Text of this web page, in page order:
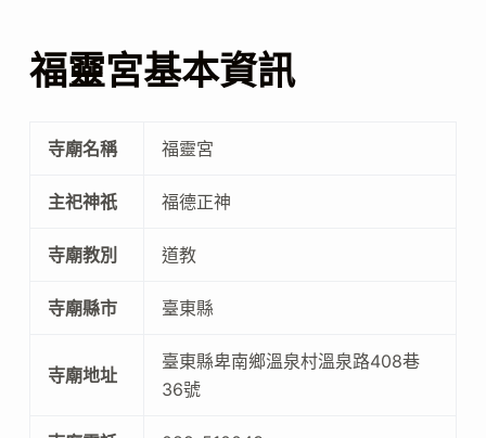
福靈宮基本資訊
寺廟名稱 福靈宮
主祀神祇 福德正神
寺廟教別 道教
寺廟縣市 臺東縣
寺廟地址
臺東縣卑南鄉溫泉村溫泉路408巷
36號